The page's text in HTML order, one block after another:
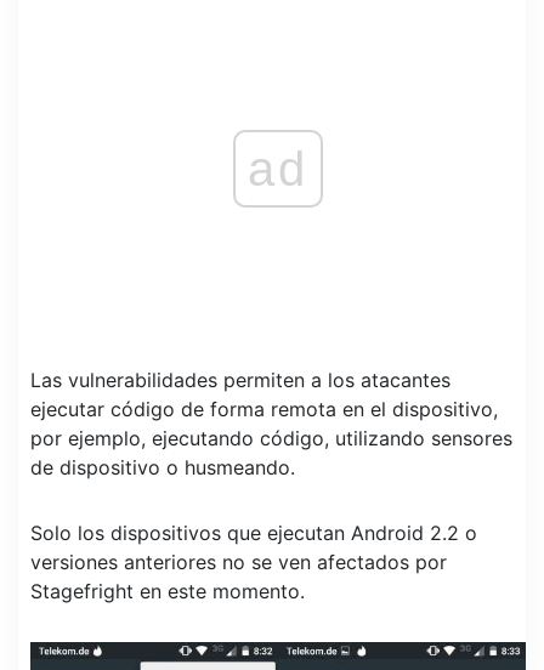
ad
Las vulnerabilidades permiten a los atacantes
ejecutar código de forma remota en el dispositivo,
por ejemplo, ejecutando código, utilizando sensores
de dispositivo o husmeando.
Solo los dispositivos que ejecutan Android 2.2 o
versiones anteriores no se ven afectados por
Stagefright en este momento.